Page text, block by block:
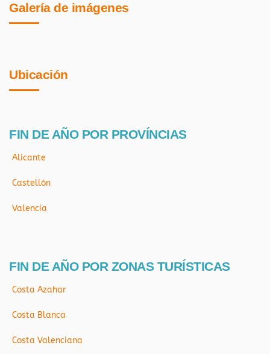
Galería de imágenes
Ubicación
FIN DE AÑO POR PROVÍNCIAS
Alicante
Castellón
Valencia
FIN DE AÑO POR ZONAS TURÍSTICAS
Costa Azahar
Costa Blanca
Costa Valenciana